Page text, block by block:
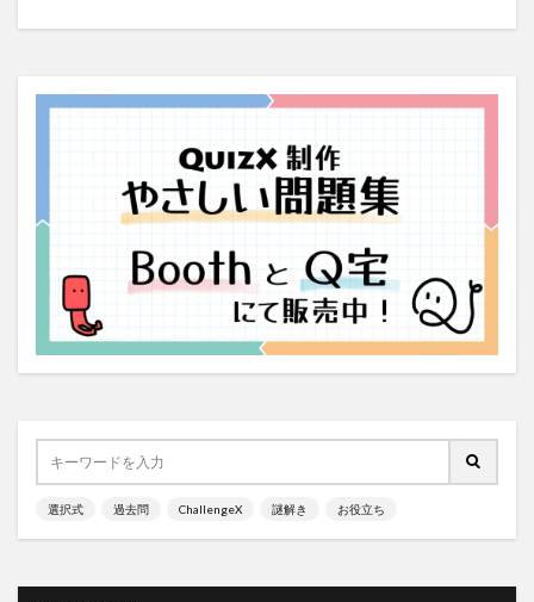
選択式 過去問 ChallengeX 謎解き お役立ち